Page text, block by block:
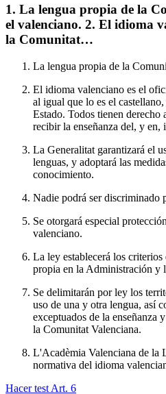
1. La lengua propia de la
el valenciano. 2. El idioma
la Comunitat…
La lengua propia de la
El idioma valenciano es el
al igual que lo es el
Estado. Todos tienen derecho
recibir la enseñanza del, y en,
La Generalitat garantizará el
lenguas, y adoptará las
conocimiento.
Nadie podrá ser discriminado
Se otorgará especial
valenciano.
La ley establecerá los
propia en la Administración y
Se delimitarán por ley los
uso de una y otra lengua, así
exceptuados de la enseñanza
la Comunitat Valenciana.
L'Acadèmia Valenciana de la
normativa del idioma
Hacer test Art. 6